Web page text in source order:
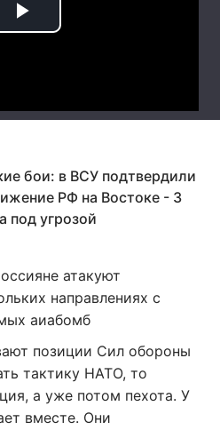
бои: в ВСУ подтвердили
РФ на Востоке - 3
под угрозой
атакуют
направлениях с
аиабомб
позиции Сил обороны
тактику НАТО, то
а уже потом пехота. У
вместе. Они